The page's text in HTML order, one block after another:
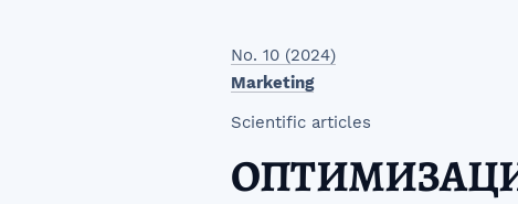
No. 10 (2024)
Marketing
Scientific articles